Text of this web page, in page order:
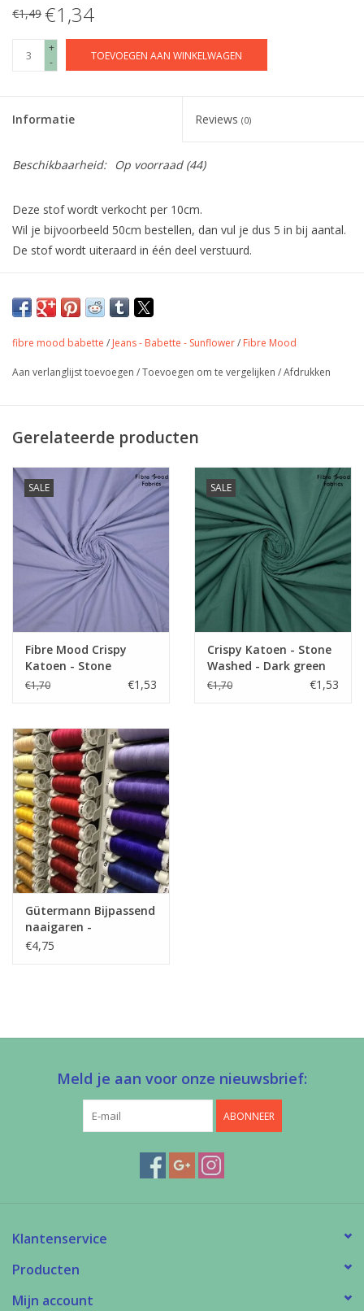
€1,49 €1,34
+
-
TOEVOEGEN AAN WINKELWAGEN
Informatie Reviews (0)
Beschikbaarheid: Op voorraad(44)
Deze stof wordt verkocht per 10cm.
Wil je bijvoorbeeld 50cm bestellen, dan vul je dus 5 in bij aantal.
De stof wordt uiteraard in één deel verstuurd.
Smooth Touch katoen van fibre mood 38
- Yara
Kleur
Toepassing
hemd, Jurk, rokjes,
accessoires, tassen,
quilting,...
Label
Oeko-Tex Class 1
Stretch
neen
fibre mood babette / Jeans - Babette - Sunflower/ Fibre Mood
Aan verlanglijst toevoegen /Toevoegen om te vergelijken /Afdrukken
Gerelateerde producten
SALE
Fibre Mood Crispy
Katoen - Stone
Washed - Kristy
€1,70 €1,53
SALE
Crispy Katoen - Stone
Washed - Dark green
€1,70 €1,53
Gütermann Bijpassend
naaigaren -
Allesnaaigaren 200m
€4,75
Meld je aan voor onze nieuwsbrief:
ABONNEER
Klantenservice
Producten
Mijn account